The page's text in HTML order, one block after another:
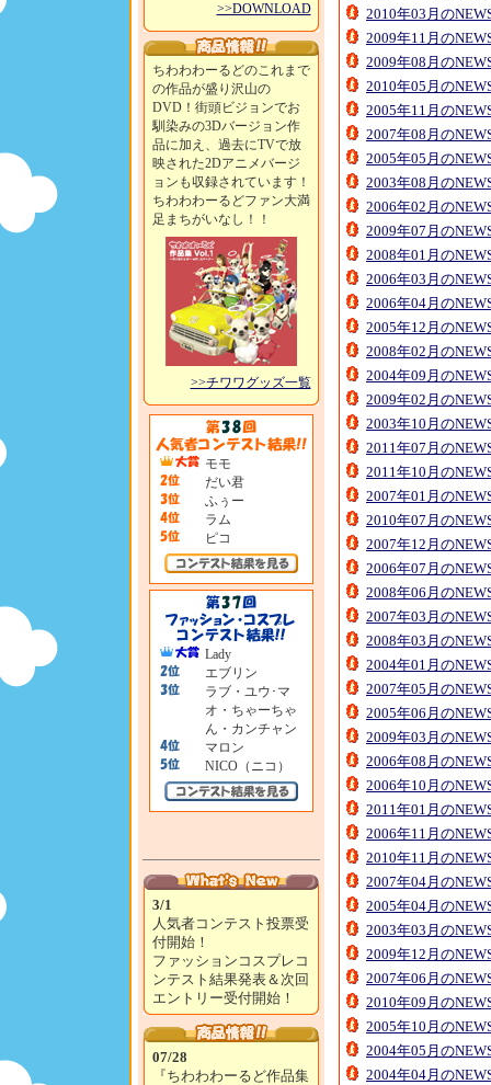
>>DOWNLOAD
ちわわわーるどのこれまで
の作品が盛り沢山の
DVD！街頭ビジョンでお
馴染みの3Dバージョン作
品に加え、過去にTVで放
映された2Dアニメバージ
ョンも収録されています！
ちわわわーるどファン大満
足まちがいなし！！
>>チワワグッズ一覧
モモ
だい君
ふぅー
ラム
ピコ
Lady
エブリン
ラブ・ユウ･マ
オ・ちゃーちゃ
ん・カンチャン
マロン
NICO（ニコ）
3/1
人気者コンテスト投票受
付開始！
ファッションコスプレコ
ンテスト結果発表＆次回
エントリー受付開始！
07/28
『ちわわわーるど作品集
2010年03月の
2009年11月の
2009年08月の
2010年05月の
2005年11月の
2007年08月の
2005年05月の
2003年08月の
2006年02月の
2009年07月の
2008年01月の
2006年03月の
2006年04月の
2005年12月の
2008年02月の
2004年09月の
2009年02月の
2003年10月の
2011年07月の
2011年10月の
2007年01月の
2010年07月の
2007年12月の
2006年07月の
2008年06月の
2007年03月の
2008年03月の
2004年01月の
2007年05月の
2005年06月の
2009年03月の
2006年08月の
2006年10月の
2011年01月の
2006年11月の
2010年11月の
2007年04月の
2005年04月の
2003年03月の
2009年12月の
2007年06月の
2010年09月の
2005年10月の
2004年05月の
2004年04月の